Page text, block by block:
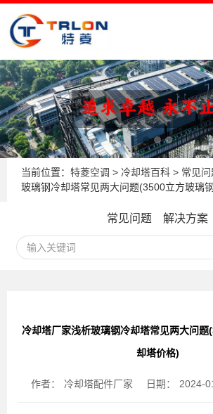
当前位置： 特菱空调 > 冷却塔百科 > 常见问
玻璃钢冷却塔常见两大问题(3500立方玻璃
常见问题 解决方案
冷却塔厂家浅析玻璃钢冷却塔常见两大问题
却塔价格)
作者： 冷却塔配件厂家 日期： 2024-